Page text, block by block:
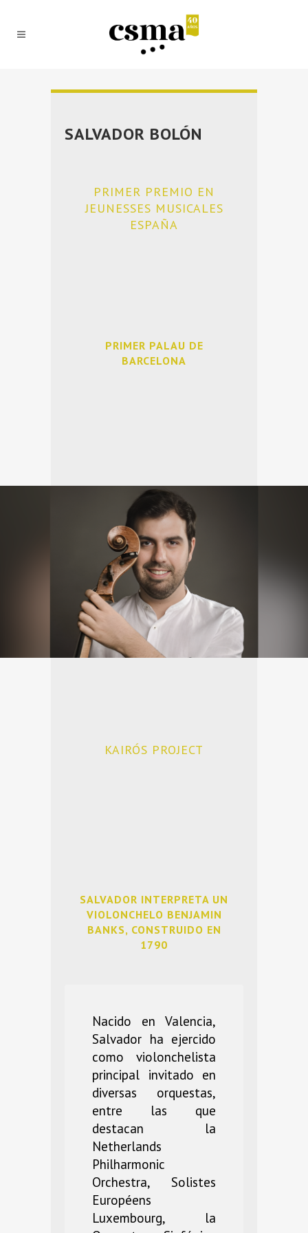
SALVADOR BOLÓN
PRIMER PREMIO EN
JEUNESSES MUSICALES
ESPAÑA
PRIMER PALAU DE
BARCELONA
KAIRÓS PROJECT
SALVADOR INTERPRETA UN
VIOLONCHELO BENJAMIN
BANKS, CONSTRUIDO EN
1790
Nacido en Valencia,
Salvador ha ejercido
como violonchelista
principal invitado en
diversas orquestas,
entre las que
destacan la
Netherlands
Philharmonic
Orchestra, Solistes
Européens
Luxembourg, la